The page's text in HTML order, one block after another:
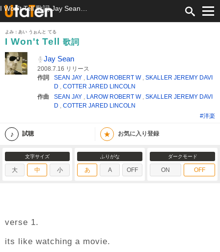
よみ：あい うぉんと てる
I Won't Tell
歌詞
Jay Sean
2008.7.16 リリース
作詞
SEAN JAY , LAROW ROBERT W , SKALLER JEREMY DAVI
D , COTTER JARED LINCOLN
作曲
SEAN JAY , LAROW ROBERT W , SKALLER JEREMY DAVI
D , COTTER JARED LINCOLN
#洋楽
試聴 ★ お気に入り登録
文字サイズ
大 中 小
ふりがな
あ A OFF
ダークモード
ON OFF
verse 1.
its like watching a movie.